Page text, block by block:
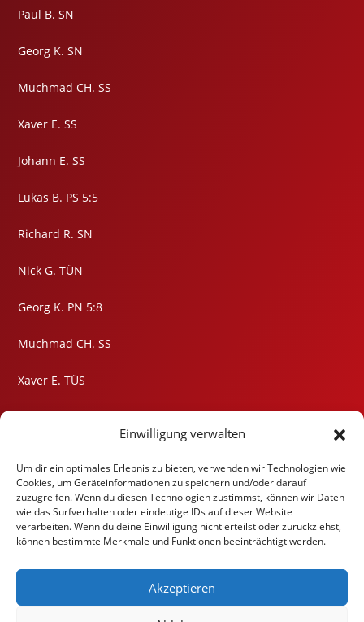
Einwilligung verwalten
Um dir ein optimales Erlebnis zu bieten, verwenden wir Technologien wie
Cookies, um Geräteinformationen zu speichern und/oder darauf
zuzugreifen. Wenn du diesen Technologien zustimmst, können wir Daten
wie das Surfverhalten oder eindeutige IDs auf dieser Website
verarbeiten. Wenn du deine Einwilligung nicht erteilst oder zurückziehst,
können bestimmte Merkmale und Funktionen beeinträchtigt werden.
Akzeptieren
Paul B. SN
Georg K. SN
Muchmad CH. SS
Xaver E. SS
Johann E. SS
Lukas B. PS 5:5
Richard R. SN
Nick G. TÜN
Georg K. PN 5:8
Muchmad CH. SS
Xaver E. TÜS
Nils H. PN 0:11
Eduard Q. SN